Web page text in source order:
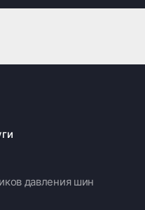
давления шин